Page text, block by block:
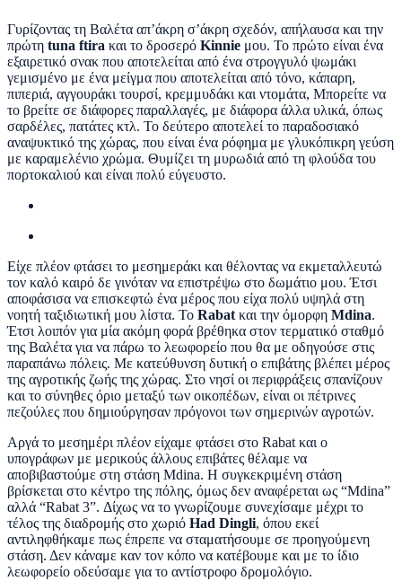
Γυρίζοντας τη Βαλέτα απ’άκρη σ’άκρη σχεδόν, απήλαυσα και την
πρώτη tuna ftira και το δροσερό Kinnie μου. To πρώτο είναι ένα
εξαιρετικό σνακ που αποτελείται από ένα στρογγυλό ψωμάκι
γεμισμένο με ένα μείγμα που αποτελείται από τόνο, κάπαρη,
πιπεριά, αγγουράκι τουρσί, κρεμμυδάκι και ντομάτα, Μπορείτε να
το βρείτε σε διάφορες παραλλαγές, με διάφορα άλλα υλικά, όπως
σαρδέλες, πατάτες κτλ. Το δεύτερο αποτελεί το παραδοσιακό
αναψυκτικό της χώρας, που είναι ένα ρόφημα με γλυκόπικρη γεύση
με καραμελένιο χρώμα. Θυμίζει τη μυρωδιά από τη φλούδα του
πορτοκαλιού και είναι πολύ εύγευστο.
Είχε πλέον φτάσει το μεσημεράκι και θέλοντας να εκμεταλλευτώ
τον καλό καιρό δε γινόταν να επιστρέψω στο δωμάτιο μου. Έτσι
αποφάσισα να επισκεφτώ ένα μέρος που είχα πολύ υψηλά στη
νοητή ταξιδιωτική μου λίστα. Το Rabat και την όμορφη Mdina.
Έτσι λοιπόν για μία ακόμη φορά βρέθηκα στον τερματικό σταθμό
της Βαλέτα για να πάρω το λεωφορείο που θα με οδηγούσε στις
παραπάνω πόλεις. Με κατεύθυνση δυτική ο επιβάτης βλέπει μέρος
της αγροτικής ζωής της χώρας. Στο νησί οι περιφράξεις σπανίζουν
και το σύνηθες όριο μεταξύ των οικοπέδων, είναι οι πέτρινες
πεζούλες που δημιούργησαν πρόγονοι των σημερινών αγροτών.
Αργά το μεσημέρι πλέον είχαμε φτάσει στο Rabat και ο
υπογράφων με μερικούς άλλους επιβάτες θέλαμε να
αποβιβαστούμε στη στάση Mdina. Η συγκεκριμένη στάση
βρίσκεται στο κέντρο της πόλης, όμως δεν αναφέρεται ως “Mdina”
αλλά “Rabat 3”. Δίχως να το γνωρίζουμε συνεχίσαμε μέχρι το
τέλος της διαδρομής στο χωριό Had Dingli, όπου εκεί
αντιληφθήκαμε πως έπρεπε να σταματήσουμε σε προηγούμενη
στάση. Δεν κάναμε καν τον κόπο να κατέβουμε και με το ίδιο
λεωφορείο οδεύσαμε για το αντίστροφο δρομολόγιο.